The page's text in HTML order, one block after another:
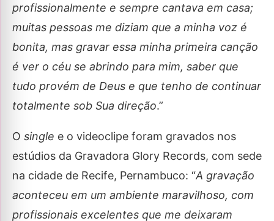
profissionalmente e sempre cantava em casa;
muitas pessoas me diziam que a minha voz é
bonita, mas gravar essa minha primeira canção
é ver o céu se abrindo para mim, saber que
tudo provém de Deus e que tenho de continuar
totalmente sob Sua direção.”
O single e o videoclipe foram gravados nos
estúdios da Gravadora Glory Records, com sede
na cidade de Recife, Pernambuco: “A gravação
aconteceu em um ambiente maravilhoso, com
profissionais excelentes que me deixaram